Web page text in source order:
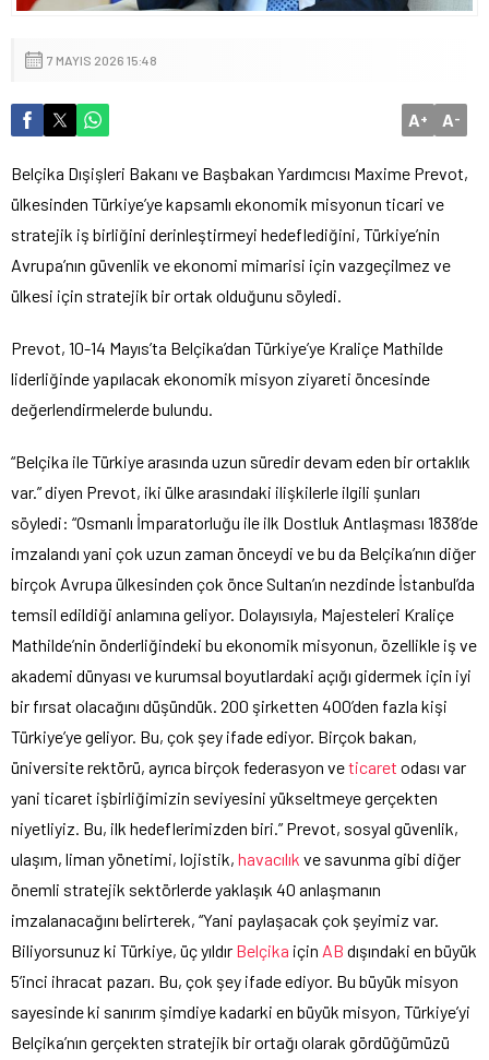
7 MAYIS 2026 15:48
A+ A-
Belçika Dışişleri Bakanı ve Başbakan Yardımcısı Maxime Prevot,
ülkesinden Türkiye’ye kapsamlı ekonomik misyonun ticari ve
stratejik iş birliğini derinleştirmeyi hedeflediğini, Türkiye’nin
Avrupa’nın güvenlik ve ekonomi mimarisi için vazgeçilmez ve
ülkesi için stratejik bir ortak olduğunu söyledi.
Prevot, 10-14 Mayıs’ta Belçika’dan Türkiye’ye Kraliçe Mathilde
liderliğinde yapılacak ekonomik misyon ziyareti öncesinde
değerlendirmelerde bulundu.
“Belçika ile Türkiye arasında uzun süredir devam eden bir ortaklık
var.” diyen Prevot, iki ülke arasındaki ilişkilerle ilgili şunları
söyledi: “Osmanlı İmparatorluğu ile ilk Dostluk Antlaşması 1838’de
imzalandı yani çok uzun zaman önceydi ve bu da Belçika’nın diğer
birçok Avrupa ülkesinden çok önce Sultan’ın nezdinde İstanbul’da
temsil edildiği anlamına geliyor. Dolayısıyla, Majesteleri Kraliçe
Mathilde’nin önderliğindeki bu ekonomik misyonun, özellikle iş ve
akademi dünyası ve kurumsal boyutlardaki açığı gidermek için iyi
bir fırsat olacağını düşündük. 200 şirketten 400’den fazla kişi
Türkiye’ye geliyor. Bu, çok şey ifade ediyor. Birçok bakan,
üniversite rektörü, ayrıca birçok federasyon veticaret odası var
yani ticaret işbirliğimizin seviyesini yükseltmeye gerçekten
niyetliyiz. Bu, ilk hedeflerimizden biri.” Prevot, sosyal güvenlik,
ulaşım, liman yönetimi, lojistik, havacılık ve savunma gibi diğer
önemli stratejik sektörlerde yaklaşık 40 anlaşmanın
imzalanacağını belirterek, “Yani paylaşacak çok şeyimiz var.
Biliyorsunuz ki Türkiye, üç yıldır Belçika için AB dışındaki en büyük
5’inci ihracat pazarı. Bu, çok şey ifade ediyor. Bu büyük misyon
sayesinde ki sanırım şimdiye kadarki en büyük misyon, Türkiye’yi
Belçika’nın gerçekten stratejik bir ortağı olarak gördüğümüzü